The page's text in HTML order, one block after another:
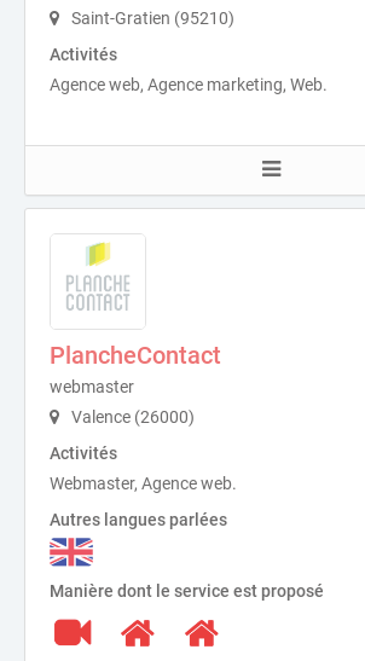
Saint-Gratien (95210)
Activités
Agence web, Agence marketing, Web.
PlancheContact
webmaster
Valence (26000)
Activités
Webmaster, Agence web.
Autres langues parlées
Manière dont le service est proposé